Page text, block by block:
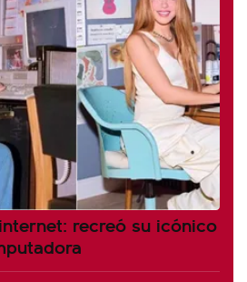
recreó su icónico